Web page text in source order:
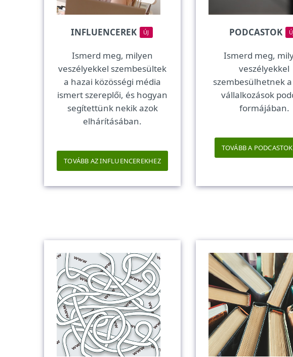
INFLUENCEREK ÚJ
Ismerd meg, milyen
veszélyekkel szembesültek
a hazai közösségi média
ismert szereplői, és hogyan
segítettünk nekik azok
elhárításában.
TOVÁBB AZ INFLUENCEREKHEZ
PODCASTOK
Ismerd meg,
veszélyekkel
szembesülhetnek
vállalkozások
formájában.
TOVÁBB A